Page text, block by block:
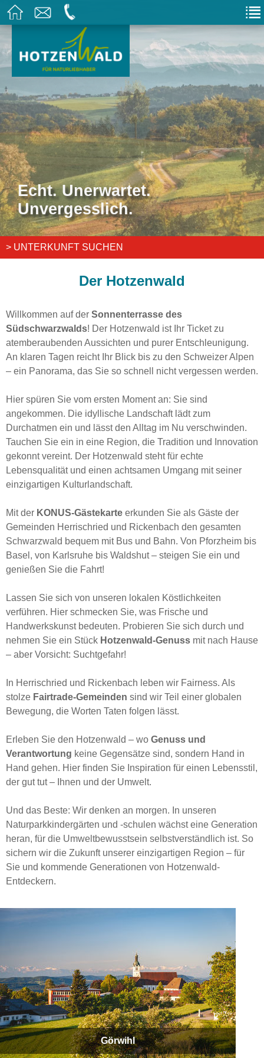
Echt. Unerwartet.
Unvergesslich.
> UNTERKUNFT SUCHEN
Der Hotzenwald
Willkommen auf der Sonnenterrasse des
Südschwarzwalds! Der Hotzenwald ist Ihr Ticket zu
atemberaubenden Aussichten und purer Entschleunigung.
An klaren Tagen reicht Ihr Blick bis zu den Schweizer Alpen
– ein Panorama, das Sie so schnell nicht vergessen werden.
Hier spüren Sie vom ersten Moment an: Sie sind
angekommen. Die idyllische Landschaft lädt zum
Durchatmen ein und lässt den Alltag im Nu verschwinden.
Tauchen Sie ein in eine Region, die Tradition und Innovation
gekonnt vereint. Der Hotzenwald steht für echte
Lebensqualität und einen achtsamen Umgang mit seiner
einzigartigen Kulturlandschaft.
Mit der KONUS-Gästekarte erkunden Sie als Gäste der
Gemeinden Herrischried und Rickenbach den gesamten
Schwarzwald bequem mit Bus und Bahn. Von Pforzheim bis
Basel, von Karlsruhe bis Waldshut – steigen Sie ein und
genießen Sie die Fahrt!
Lassen Sie sich von unseren lokalen Köstlichkeiten
verführen. Hier schmecken Sie, was Frische und
Handwerkskunst bedeuten. Probieren Sie sich durch und
nehmen Sie ein Stück Hotzenwald-Genuss mit nach Hause
– aber Vorsicht: Suchtgefahr!
In Herrischried und Rickenbach leben wir Fairness. Als
stolze Fairtrade-Gemeinden sind wir Teil einer globalen
Bewegung, die Worten Taten folgen lässt.
Erleben Sie den Hotzenwald – wo Genuss und
Verantwortung keine Gegensätze sind, sondern Hand in
Hand gehen. Hier finden Sie Inspiration für einen Lebensstil,
der gut tut – Ihnen und der Umwelt.
Und das Beste: Wir denken an morgen. In unseren
Naturparkkindergärten und -schulen wächst eine Generation
heran, für die Umweltbewusstsein selbstverständlich ist. So
sichern wir die Zukunft unserer einzigartigen Region – für
Sie und kommende Generationen von Hotzenwald-
Entdeckern.
Görwihl